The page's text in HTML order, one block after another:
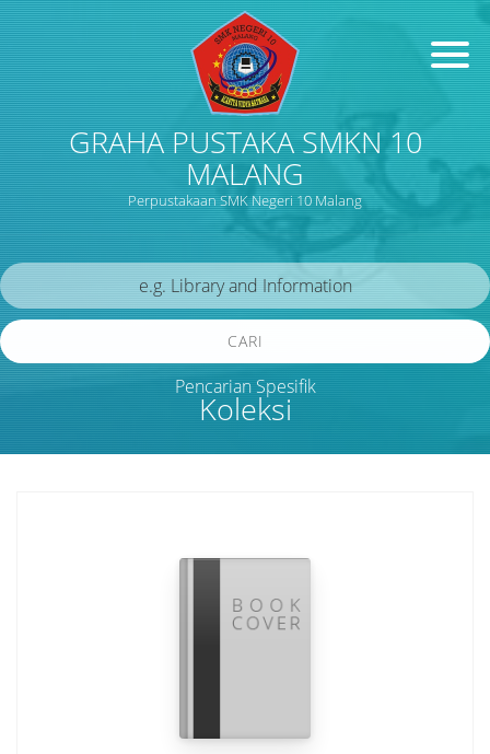
GRAHA PUSTAKA SMKN 10
MALANG
Perpustakaan SMK Negeri 10 Malang
Koleksi
CARI
Pencarian Spesifik